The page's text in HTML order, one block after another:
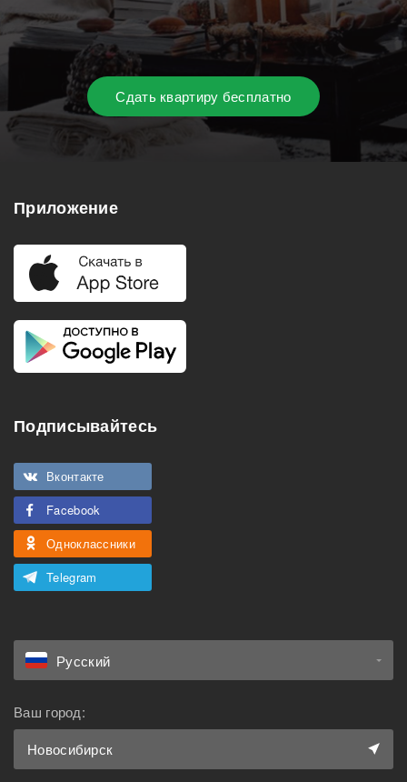
Сдать квартиру бесплатно
Приложение
Подписывайтесь
Вконтакте
Facebook
Одноклассники
Telegram
Русский
Ваш город:
Новосибирск